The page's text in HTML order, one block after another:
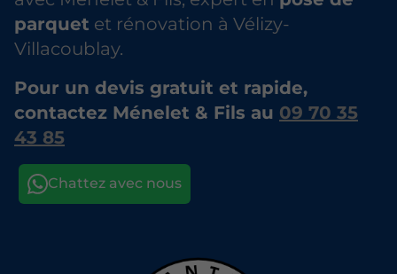
parquet et rénovation à Vélizy-
Villacoublay.
Pour un devis gratuit et rapide,
contactez Ménelet & Fils au 09 70 35
43 85